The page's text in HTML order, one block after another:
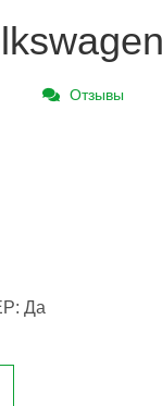
Отзывы
Да